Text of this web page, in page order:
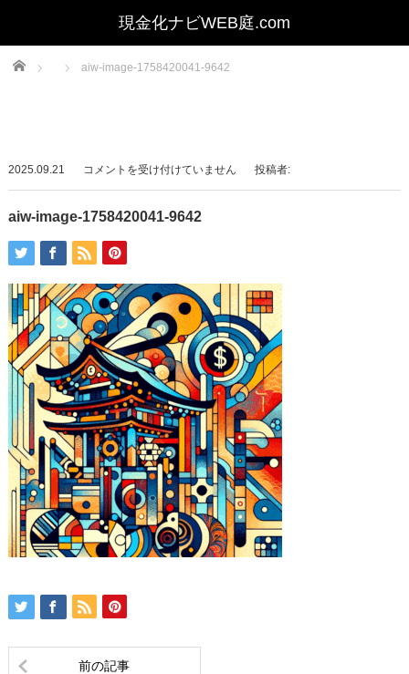
Home aiw-image-1758420041-9642
2025.09.21
aiw-
image-
1758420041-
は
コメントを受け付けていません 投稿者:
aiw-image-1758420041-9642
前の記事